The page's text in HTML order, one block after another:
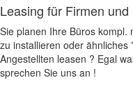
Leasing für Firmen
Sie planen Ihre Büros kompl.
zu installieren oder
Angestellten leasen ? Egal
sprechen Sie uns an !